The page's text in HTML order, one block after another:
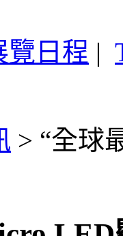
覽日程 |
> “全球